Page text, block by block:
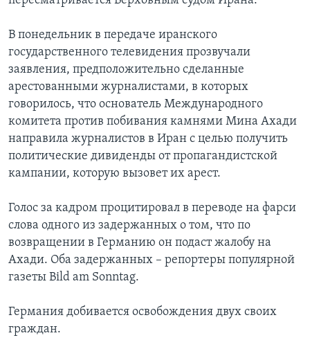
В понедельник в передаче иранского
государственного телевидения прозвучали
заявления, предположительно сделанные
арестованными журналистами, в которых
говорилось, что основатель Международного
комитета против побивания камнями Мина Ахади
направила журналистов в Иран с целью получить
политические дивиденды от пропагандистской
кампании, которую вызовет их арест.
Голос за кадром процитировал в переводе на фарси
слова одного из задержанных о том, что по
возвращении в Германию он подаст жалобу на
Ахади. Оба задержанных – репортеры популярной
газеты Bild am Sonntag.
Германия добивается освобождения двух своих
граждан.